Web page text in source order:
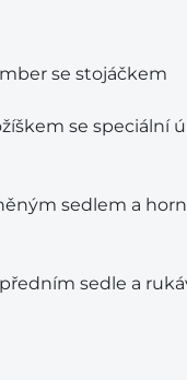
se stojáčkem
se speciální
sedlem a
sedle a